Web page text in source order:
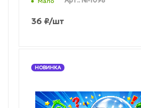
36 ₽/шт
НОВИНКА